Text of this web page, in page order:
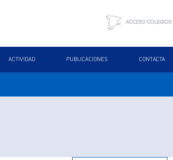
ACTIVIDAD PUBLICACIONES CONTACTA